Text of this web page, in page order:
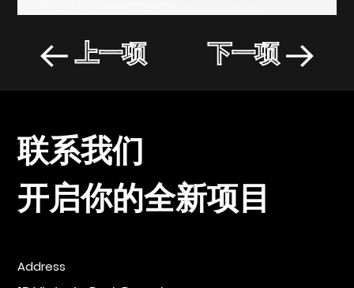
上一项 下一项
联系我们
开启你的全新项目
Address